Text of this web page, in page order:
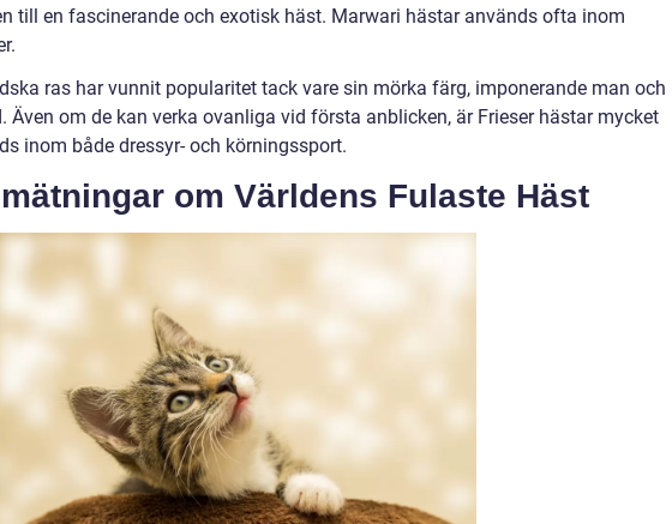
till en fascinerande och exotisk häst. Marwari hästar används ofta inom
ras har vunnit popularitet tack vare sin mörka färg, imponerande man och
Även om de kan verka ovanliga vid första anblicken, är Frieser hästar mycket
inom både dressyr- och körningssport.
om Världens Fulaste Häst